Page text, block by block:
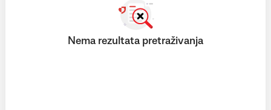
Nema rezultata pretraživanja